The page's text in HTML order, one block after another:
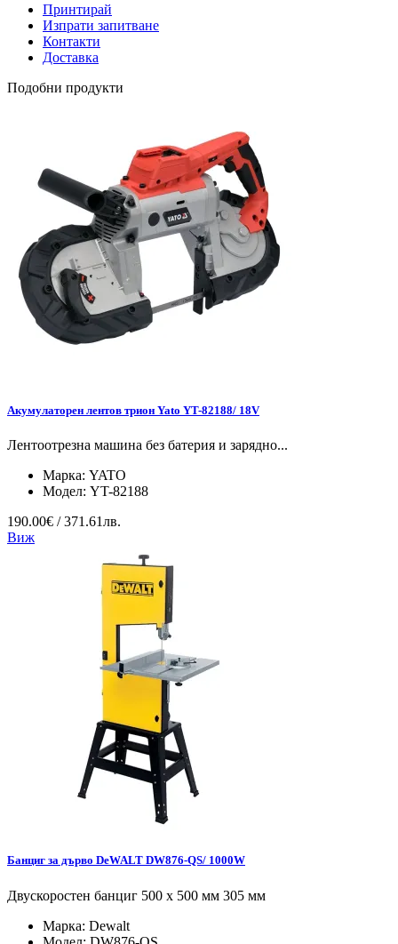
Принтирай
Изпрати запитване
Контакти
Доставка
Подобни продукти
Акумулаторен лентов трион Yato YT-82188/ 18V
Лентоотрезна машина без батерия и зарядно...
Марка: YATO
Модел: YT-82188
190.00€ / 371.61лв.
Виж
Банциг за дърво DeWALT DW876-QS/ 1000W
Двускоростен банциг 500 х 500 мм 305 мм
Марка: Dewalt